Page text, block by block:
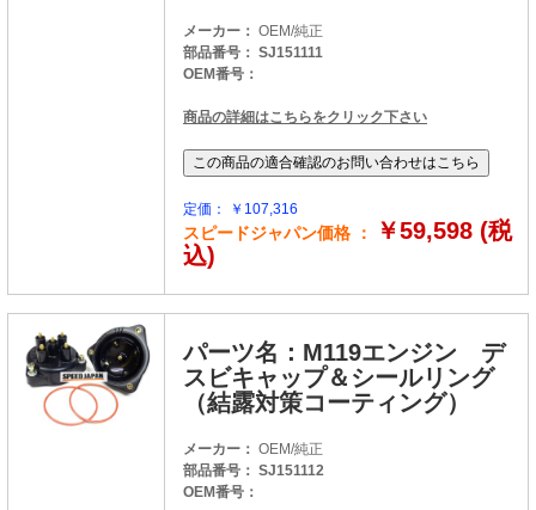
メーカー： OEM/純正
部品番号： SJ151111
OEM番号：
商品の詳細はこちらをクリック下さい
定価： ￥107,316
スピードジャパン価格 ：
￥59,598 (税
込)
パーツ名：M119エンジン デ
スビキャップ＆シールリング
（結露対策コーティング）
メーカー： OEM/純正
部品番号： SJ151112
OEM番号：